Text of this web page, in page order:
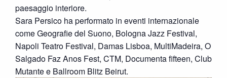
paesaggio interiore.
Sara Persico ha performato in eventi internazionale
come Geografie del Suono, Bologna Jazz Festival,
Napoli Teatro Festival, Damas Lisboa, MultiMadeira, O
Salgado Faz Anos Fest, CTM, Documenta fifteen, Club
Mutante e Ballroom Blitz Beirut.